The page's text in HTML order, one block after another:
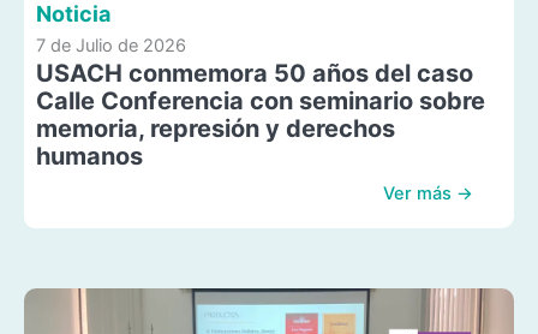
Noticia
7 de Julio de 2026
USACH conmemora 50 años del caso
Calle Conferencia con seminario sobre
memoria, represión y derechos
humanos
Ver más →